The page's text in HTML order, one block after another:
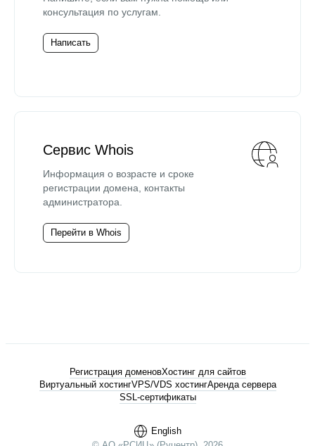
консультация по услугам.
Написать
Сервис Whois
Информация о возрасте и сроке
регистрации домена, контакты
администратора.
Перейти в Whois
English
Регистрация доменовХостинг для сайтов
Виртуальный хостингVPS/VDS хостингАренда сервера
SSL-сертификаты